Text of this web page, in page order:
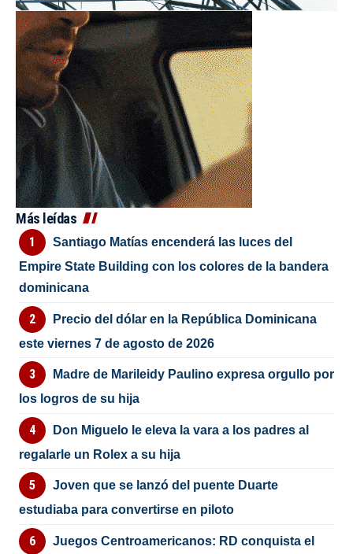
Más leídas
Santiago Matías encenderá las luces del
Empire State Building con los colores de la bandera
dominicana
Precio del dólar en la República Dominicana
este viernes 7 de agosto de 2026
Madre de Marileidy Paulino expresa orgullo por
los logros de su hija
Don Miguelo le eleva la vara a los padres al
regalarle un Rolex a su hija
Joven que se lanzó del puente Duarte
estudiaba para convertirse en piloto
Juegos Centroamericanos: RD conquista el